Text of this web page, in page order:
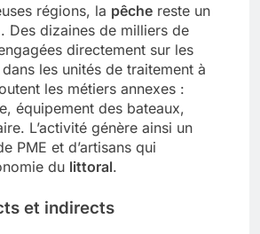
régions, la pêche reste un
Des dizaines de milliers de
directement sur les
les unités de traitement à
les métiers annexes :
équipement des bateaux,
L’activité génère ainsi un
PME et d’artisans qui
du littoral.
et indirects